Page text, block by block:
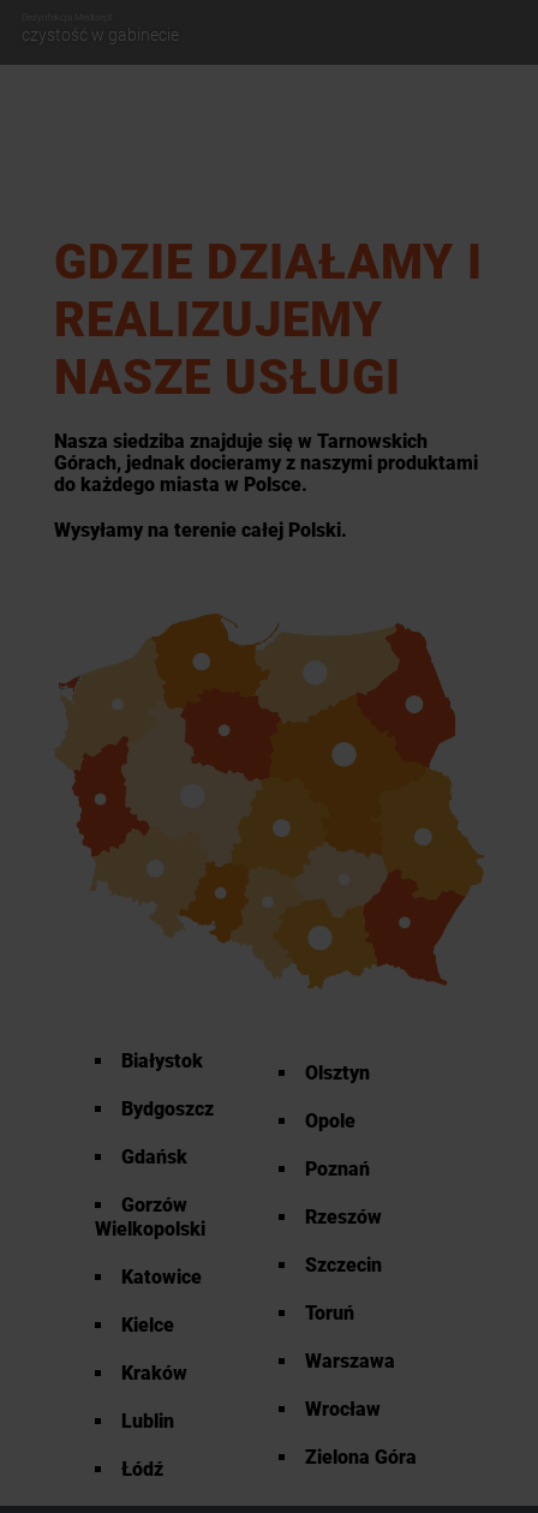
Dezynfekcja Medisept
czystość w gabinecie
GDZIE DZIAŁAMY I
REALIZUJEMY
NASZE USŁUGI
Nasza siedziba znajduje się w Tarnowskich
Górach, jednak docieramy z naszymi produktami
do każdego miasta w Polsce.
Wysyłamy na terenie całej Polski.
Białystok
Bydgoszcz
Gdańsk
Gorzów
Wielkopolski
Katowice
Kielce
Kraków
Lublin
Łódź
Olsztyn
Opole
Poznań
Rzeszów
Szczecin
Toruń
Warszawa
Wrocław
Zielona Góra